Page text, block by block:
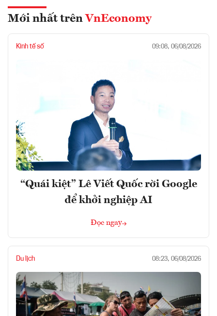
Mới nhất trên VnEconomy
Kinh tế số 09:08, 06/08/2026
“Quái kiệt” Lê Viết Quốc rời Google
để khởi nghiệp AI
Đọc ngay
Du lịch 08:23, 06/08/2026